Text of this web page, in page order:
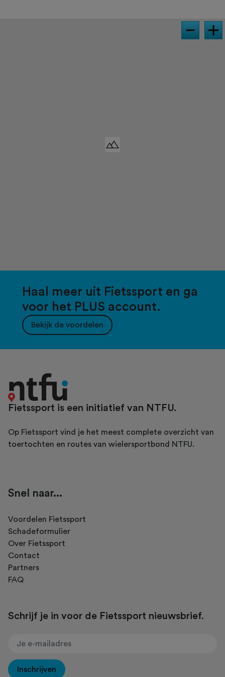
Haal meer uit Fietssport en ga
voor het PLUS account.
Bekijk de voordelen
Fietssport is een initiatief van NTFU.
Op Fietssport vind je het meest complete overzicht van
toertochten en routes van wielersportbond NTFU.
Snel naar...
Voordelen Fietssport
Schadeformulier
Over Fietssport
Contact
Partners
FAQ
Schrijf je in voor de Fietssport nieuwsbrief.
Inschrijven